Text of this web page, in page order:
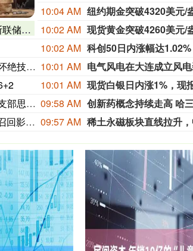
退款的影响
备精良
工作
超11
10:04 AM
10:02 AM
10:02 AM
10:01 AM 电气风电在大连成立风
10:01 AM 现货白银日内涨1%，现
09:58 AM
09:57 AM 稀土永磁板块直线拉升